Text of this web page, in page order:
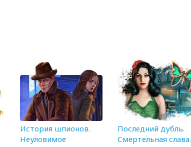
История шпионов.
Неуловимое
Последний дубль.
Смертельная слава.